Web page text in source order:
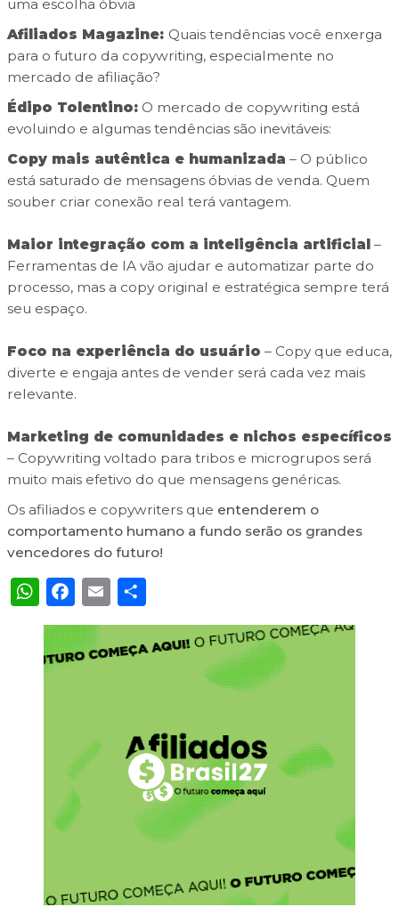
uma escolha óbvia
Afiliados Magazine: Quais tendências você enxerga
para o futuro da copywriting, especialmente no
mercado de afiliação?
Édipo Tolentino:O mercado de copywriting está
evoluindo e algumas tendências são inevitáveis:
Copy mais autêntica e humanizada – O público
está saturado de mensagens óbvias de venda. Quem
souber criar conexão real terá vantagem.
Maior integração com a inteligência artificial–
Ferramentas de IA vão ajudar e automatizar parte do
processo, mas a copy original e estratégica sempre terá
seu espaço.
Foco na experiência do usuário – Copy que educa,
diverte e engaja antes de vender será cada vez mais
relevante.
Marketing de comunidades e nichos específicos
– Copywriting voltado para tribos e microgrupos será
muito mais efetivo do que mensagens genéricas.
Os afiliados e copywriters que entenderem o
comportamento humano a fundo serão os grandes
vencedores do futuro!
WhatsApp
Facebook
EmailShare